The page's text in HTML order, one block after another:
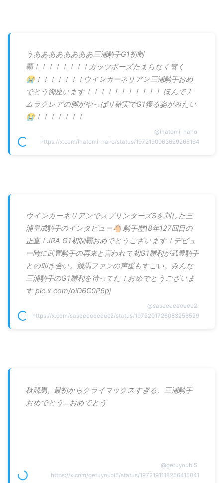
うああああああああ三浦騎手G1初制
覇！！！！！！！！ガッツポーズたまらなく響く
😭！！！！！！！ウインカーネリアン三浦騎手おめ
でとう御座います！！！！！！！！！！！ ほんでナ
ムラクレアの脚がやっぱり確実でG1獲る姿がみたい
😭！！！！！！！
@inatomi_naho
https://x.com/inatomi_naho/status/1972190963629265164
ウインカーネリアンでスプリンターズSを制した三
浦皇成騎手のインタビュー🐴 騎手歴18年127回目の
正直！JRA G1初制覇おめでとうございます！デビュ
ー時に武豊騎手の再来と言われて初G1勝利が武豊騎手
との叩き合い。競馬ファンの声援もすごい。みんな
三浦騎手のG1勝利を待ってた！おめでとうございま
す pic.x.com/oiD6C0P6pj
@saseeeeeeeee2
https://x.com/saseeeeeeeee2/status/1972201726083256529
秋競馬、最初からクライマックスすぎる、三浦騎手
おめでとう…おめでとう
@getuyoubi5
https://x.com/getuyoubi5/status/1972191118256415041